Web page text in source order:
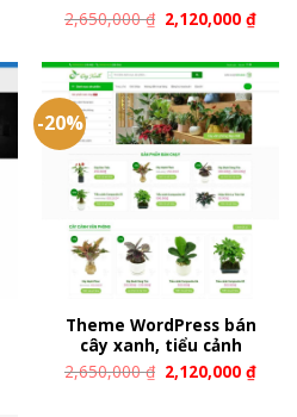
2,650,000₫ 2,120,000₫
-20%
Theme WordPress bán
cây xanh, tiểu cảnh
2,650,000₫ 2,120,000₫